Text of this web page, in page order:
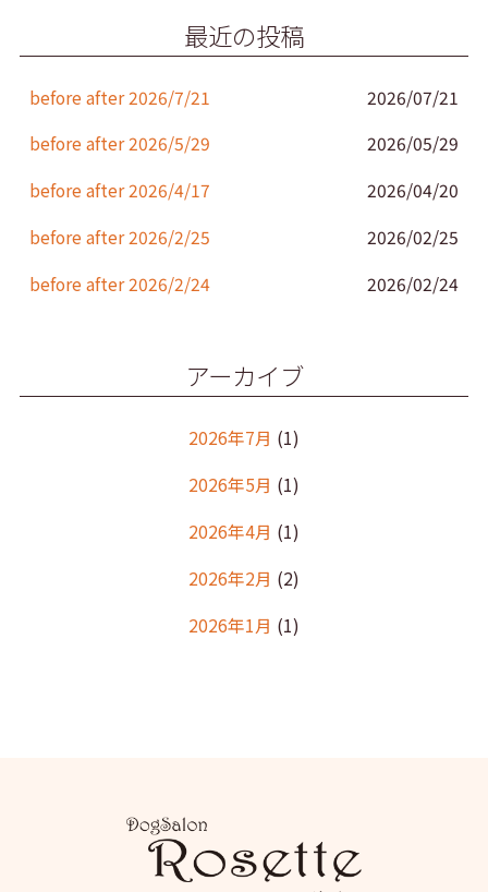
o
k
最近の投稿
before after 2026/7/21
2026/07/21
before after 2026/5/29
2026/05/29
before after 2026/4/17
2026/04/20
before after 2026/2/25
2026/02/25
before after 2026/2/24
2026/02/24
アーカイブ
2026年7月 (1)
2026年5月 (1)
2026年4月 (1)
2026年2月 (2)
2026年1月 (1)
2025年8月(2)